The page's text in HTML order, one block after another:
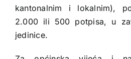
kantonalnim i lokalnim),
2.000 ili 500 potpisa, u
jedinice.